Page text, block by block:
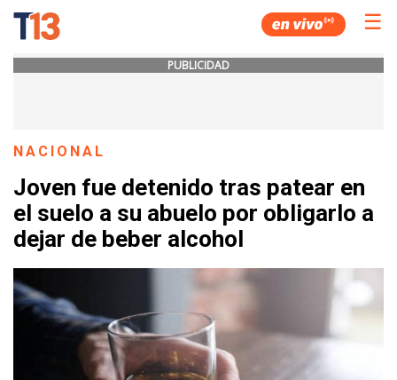
☰
PUBLICIDAD
NACIONAL
Joven fue detenido tras patear en
el suelo a su abuelo por obligarlo a
dejar de beber alcohol